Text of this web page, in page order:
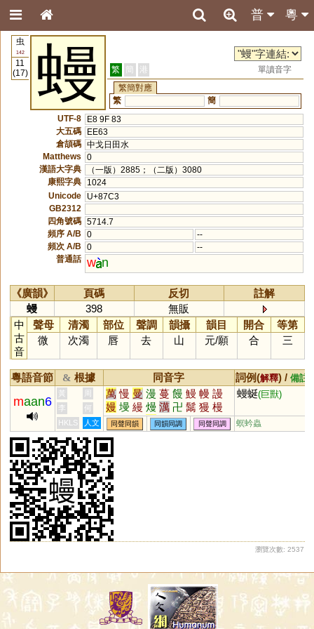
粵
普
虫
142
11
(17)
蟃 繁 簡 港
單讀音字
繁簡對應
繁
簡
UTF-8
E8 9F 83
大五碼
EE63
倉頡碼 中戈日田水
Matthews
0
漢語大字典
（一版）2885；（二版）3080
康熙字典
1024
Unicode
U+87C3
GB2312
四角號碼 5714.7
頻序 A/B
0
--
頻次 A/B
0
--
普通話 w n
《廣韻》 頁碼 反切
註解
蟃
398
無販
中
古
音
聲母 清濁 部位 聲調 韻攝 韻目 開合
等第
微
次濁 唇 去 山 元/願 合 三
粵語音節 & 根據 同音字 詞例(解釋) / 備註
maan6
黃 周 萬 慢 曼 漫 蔓 饅 鰻 幔 謾
嫚 墁 縵 熳 澫 卍 鬗 獌 槾
鄤 僈 脕 万 鏝
蟃蜒(巨獸)
李
何
HKLS
人文 同聲同韻 同韻同調 同聲同調 螟蚙蟲
瀏覽次數: 2537